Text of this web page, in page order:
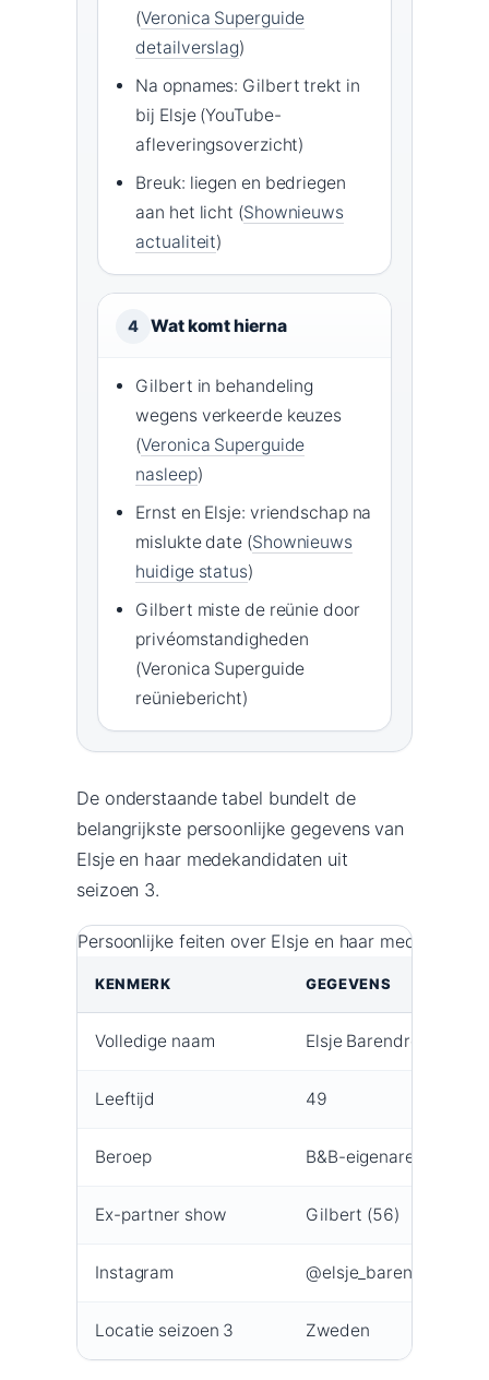
(Veronica Superguide
detailverslag)
Na opnames: Gilbert trekt in
bij Elsje (YouTube-
afleveringsoverzicht)
Breuk: liegen en bedriegen
aan het licht (Shownieuws
actualiteit)
4 Wat komt hierna
Gilbert in behandeling
wegens verkeerde keuzes
(Veronica Superguide
nasleep)
Ernst en Elsje: vriendschap na
mislukte date (Shownieuws
huidige status)
Gilbert miste de reünie door
privéomstandigheden
(Veronica Superguide
reüniebericht)
De onderstaande tabel bundelt de
belangrijkste persoonlijke gegevens van
Elsje en haar medekandidaten uit
seizoen 3.
Persoonlijke feiten over Elsje en haar
KENMERK GEGEVENS
Volledige naam Elsje Barendregt
Leeftijd 49
Beroep B&B-eigenaresse
Ex-partner show Gilbert (56)
Instagram @elsje_barendregt
Locatie seizoen 3 Zweden